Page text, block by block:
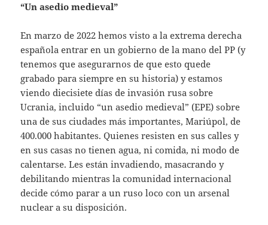
“Un asedio medieval”
En marzo de 2022 hemos visto a la extrema derecha
española entrar en un gobierno de la mano del PP (y
tenemos que asegurarnos de que esto quede
grabado para siempre en su historia) y estamos
viendo diecisiete días de invasión rusa sobre
Ucrania, incluido “un asedio medieval” (EPE) sobre
una de sus ciudades más importantes, Mariúpol, de
400.000 habitantes. Quienes resisten en sus calles y
en sus casas no tienen agua, ni comida, ni modo de
calentarse. Les están invadiendo, masacrando y
debilitando mientras la comunidad internacional
decide cómo parar a un ruso loco con un arsenal
nuclear a su disposición.